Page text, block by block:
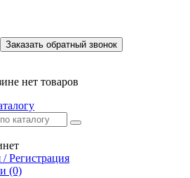
Заказать обратный звонок
нет товаров
Регистрация
(0)